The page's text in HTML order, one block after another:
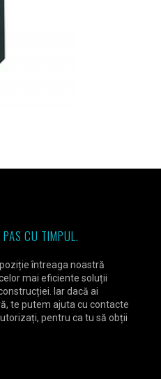
CU TIMPUL.
întreaga noastră
mai eficiente soluții
Iar dacă ai
te putem ajuta cu contacte
pentru ca tu să obții